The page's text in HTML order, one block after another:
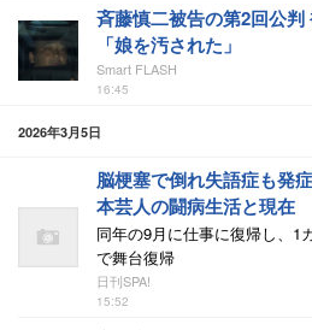
斉藤慎二被告の第2回公
「娘を汚された」
Smart FLASH
16:45
2026年3月5日
脳梗塞で倒れ失語症も発
本芸人の闘病生活と現在
同年の9月に仕事に復帰し、1
で舞台復帰
日刊SPA!
15:52